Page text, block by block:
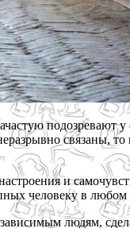
связаны,
и
человеку в
людям,